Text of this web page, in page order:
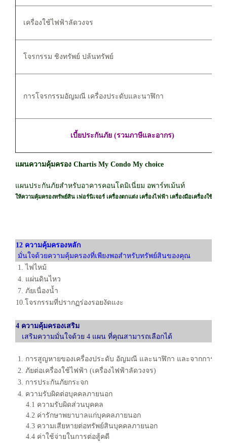
แผนความคุ้มครอง Chartis My Condo My choice
แผนประกันภัยสำหรับอาคารคอนโดมิเนี่ยม อพาร์ทเม้นท์
ให้ความคุ้มครองทรัพย์สิน เฟอร์นิเจอร์ เครื่องตกแต่ง เครื่องไฟฟ้า เครื่องมือเครื่องใช้ภา
เครื่องใช้ไฟฟ้าลัดวงจร
โจรกรรม ชิงทรัพย์ ปล้นทรัพย์
การโจรกรรมอัญมณี เครื่องประดับและนาฬิกา
เบี้ยประกันภัย (รวมภาษีและอากร)
12 ความคุ้มครองหลัก
มั่นใจด้วยความคุ้มครองที่เพียงพอสำหรับทรัพย์สินของคุณ
1. ไฟไหม้
4. แผ่นดินไหว
7. ภัยเนื่องน้ำ
10.โจรกรรมที่ปรากฏร่องรอยงัดแงะ
4 ความคุ้มครองเสริม
เสริมความมั่นใจด้วย 4 แผน ที่คุณสามารถเลือกได้
1. การสูญหายของเครื่องประดับ อัญมณี และนาฬิกา และจากการโจ
2. ภัยต่อเครื่องใช้ไฟฟ้า (เครื่องไฟฟ้าลัดวงจร)
3. การประกันภัยกระจก
4. ความรับผิดต่อบุคคลภายนอก
4.1 ความรับผิดส่วนบุคคล
4.2 ค่ารักษาพยาบาลแก่บุคคลภายนอก
4.3 ความเสียหายต่อทรัพย์สินบุคคลภายนอก
4.4 ค่าใช้จ่ายในการต่อสู้คดี